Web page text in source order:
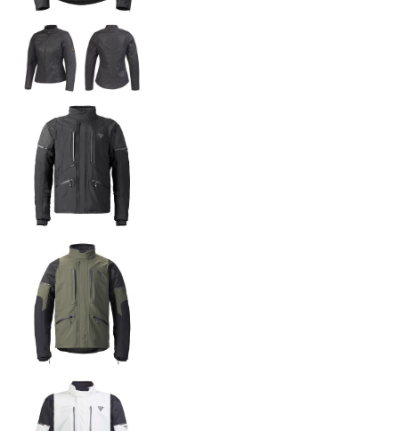
NEWTRACKER 400
Precio desde $5.290.000
SCRAMBLER 400 X
Precio desde $5.010.000
SCRAMBLER 400 XC
Precio desde $6.390.000
SPEED TWIN 900
Precio desde $8.990.000